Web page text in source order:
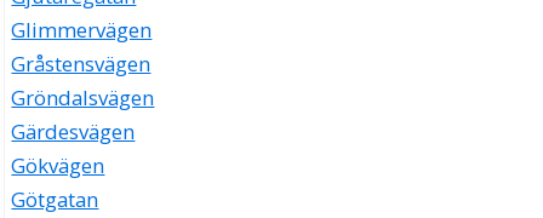
Glimmervägen
Gråstensvägen
Gröndalsvägen
Gärdesvägen
Gökvägen
Götgatan